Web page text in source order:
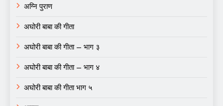
अग्नि पुराण
अघोरी बाबा की गीता
अघोरी बाबा की गीता – भाग ३
अघोरी बाबा की गीता – भाग ४
अघोरी बाबा की गीता भाग ५